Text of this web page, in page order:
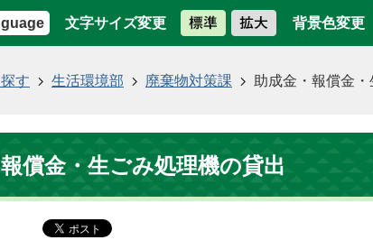
文字サイズ変更 背景色変更
す 生活環境部 廃棄物対策課 助成金・報償金
償金・生ごみ処理機の貸出